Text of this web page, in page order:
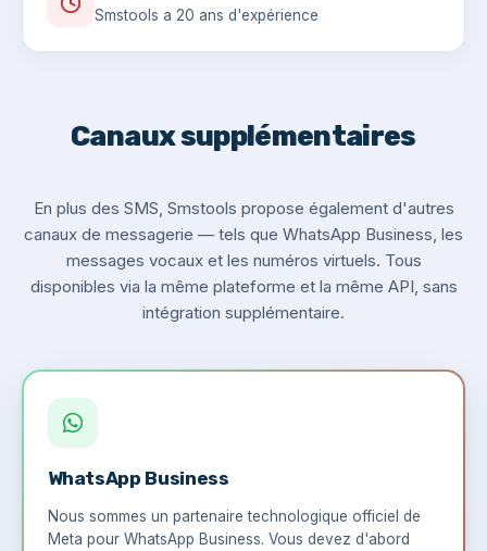
Smstools a 20 ans d'expérience
Canaux supplémentaires
En plus des SMS, Smstools propose également d'autres
canaux de messagerie — tels que WhatsApp Business, les
messages vocaux et les numéros virtuels. Tous
disponibles via la même plateforme et la même API, sans
intégration supplémentaire.
WhatsApp Business
Nous sommes un partenaire technologique officiel de
Meta pour WhatsApp Business. Vous devez d'abord